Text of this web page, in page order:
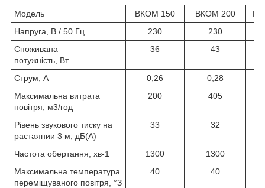
Модель ВКОМ 150 ВКОМ 200
Напруга, В / 50 Гц
230
230
Споживана
потужність, Вт
36 43
Струм, А 0,26 0,28
Максимальна витрата
повітря, м3/год
200 405
Рівень звукового тиску на
растаянии 3 м, дБ(А)
33 32
Частота обертання, хв-1 1300 1300
Максимальна температура
переміщуваного повітря, °З
40 40